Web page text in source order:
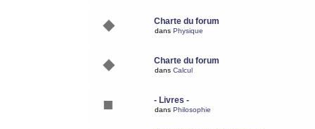
Charte du forum
dans Physique
Charte du forum
dans Calcul
- Livres -
dans Philosophie